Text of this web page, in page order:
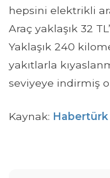
hepsini elektrikli
Araç yaklaşık 32
Yaklaşık 240
yakıtlarla
seviyeye indirmiş
Kaynak: Habertürk